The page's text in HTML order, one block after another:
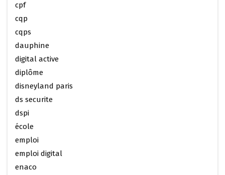
cpf
cqp
cqps
dauphine
digital active
diplôme
disneyland paris
ds securite
dspi
école
emploi
emploi digital
enaco